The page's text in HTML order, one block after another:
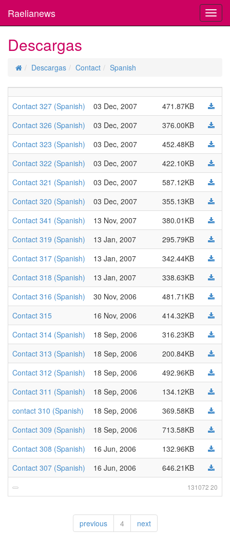
Raelianews
Descargas
Descargas Contact Spanish
Contact 327 (Spanish) 03 Dec, 2007
471.87KB
Contact 326 (Spanish)
03 Dec, 2007
376.00KB
Contact 323 (Spanish)
03 Dec, 2007
452.48KB
Contact 322 (Spanish)
03 Dec, 2007
422.10KB
Contact 321 (Spanish)
03 Dec, 2007
587.12KB
Contact 320 (Spanish)
03 Dec, 2007
355.13KB
Contact 341 (Spanish)
13 Nov, 2007
380.01KB
Contact 319 (Spanish)
13 Jan, 2007
295.79KB
Contact 317 (Spanish)
13 Jan, 2007
342.44KB
Contact 318 (Spanish)
13 Jan, 2007
338.63KB
Contact 316 (Spanish)
30 Nov, 2006
481.71KB
Contact 315
16 Nov, 2006
414.32KB
Contact 314 (Spanish)
18 Sep, 2006
316.23KB
Contact 313 (Spanish)
18 Sep, 2006
200.84KB
Contact 312 (Spanish)
18 Sep, 2006
492.96KB
Contact 311 (Spanish)
18 Sep, 2006
134.12KB
contact 310 (Spanish)
18 Sep, 2006
369.58KB
Contact 309 (Spanish)
18 Sep, 2006
713.58KB
Contact 308 (Spanish)
16 Jun, 2006
132.96KB
Contact 307 (Spanish)
16 Jun, 2006 646.21KB
131072 20
previous 4 next